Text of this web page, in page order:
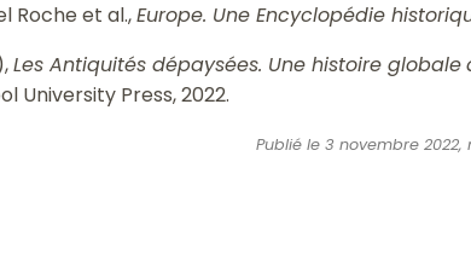
Roche et al.,Europe. Une Encyclopédie
Les Antiquités dépaysées. Une histoire globale
University Press, 2022.
Publié le 3 novembre